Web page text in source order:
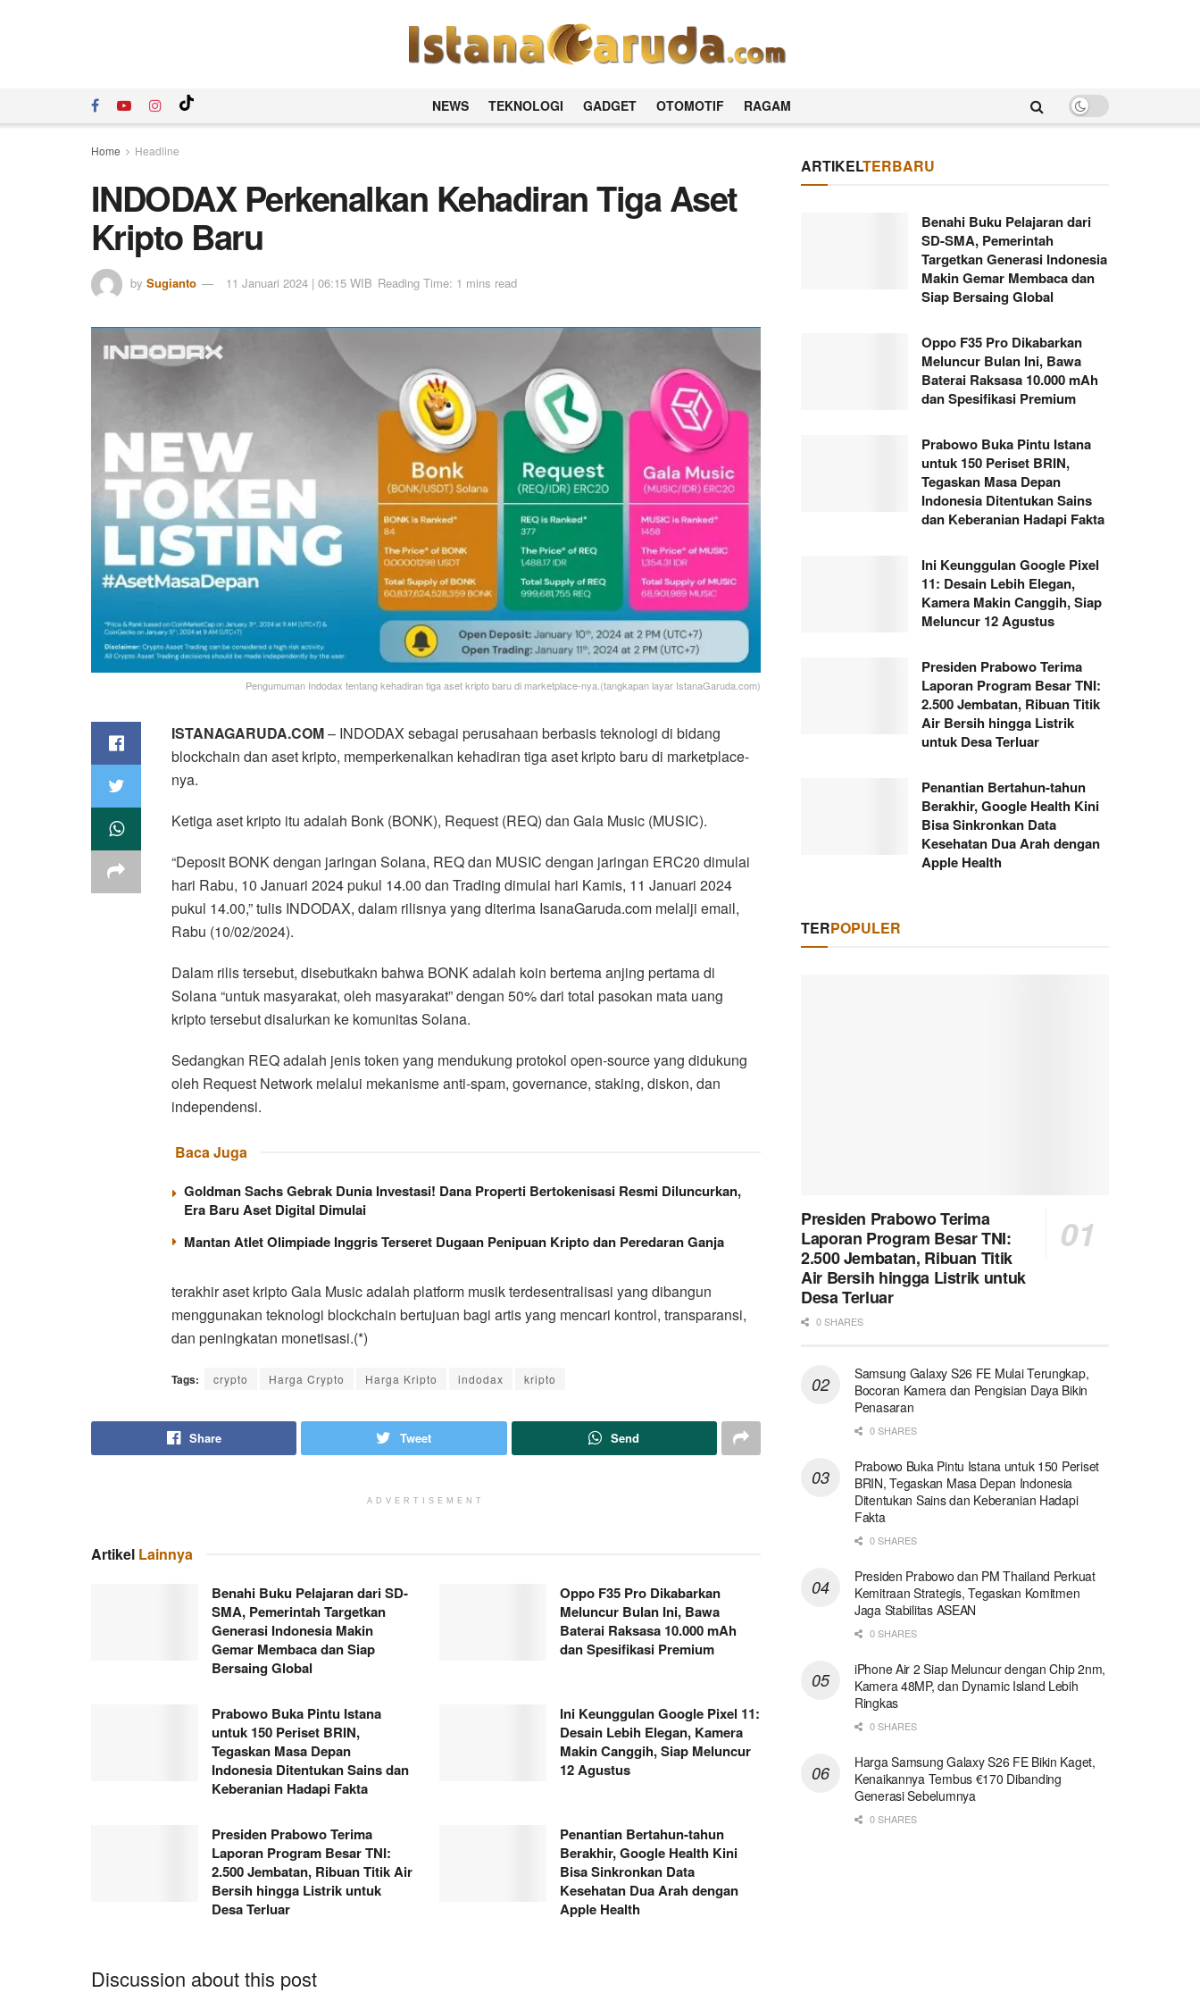
NEWS TEKNOLOGI GADGET OTOMOTIF RAGAM
Home Headline
INDODAX Perkenalkan Kehadiran Tiga Aset
Kripto Baru
by Sugianto 11 Januari 2024 | 06:15 WIB Reading Time: 1 mins read
Pengumuman Indodax tentang kehadiran tiga aset kripto baru di marketplace-nya.(tangkapan layar IstanaGaruda.com)
ISTANAGARUDA.COM– INDODAX sebagai perusahaan berbasis teknologi di bidang
blockchain dan aset kripto, memperkenalkan kehadiran tiga aset kripto baru di marketplace-
nya.
Ketiga aset kripto itu adalah Bonk (BONK), Request (REQ) dan Gala Music (MUSIC).
“Deposit BONK dengan jaringan Solana, REQ dan MUSIC dengan jaringan ERC20 dimulai
hari Rabu, 10 Januari 2024 pukul 14.00 dan Trading dimulai hari Kamis, 11 Januari 2024
pukul 14.00,” tulis INDODAX, dalam rilisnya yang diterima IsanaGaruda.com melalji email,
Rabu (10/02/2024).
Dalam rilis tersebut, disebutkakn bahwa BONK adalah koin bertema anjing pertama di
Solana “untuk masyarakat, oleh masyarakat” dengan 50% dari total pasokan mata uang
kripto tersebut disalurkan ke komunitas Solana.
Sedangkan REQ adalah jenis token yang mendukung protokol open-source yang didukung
oleh Request Network melalui mekanisme anti-spam, governance, staking, diskon, dan
independensi.
Baca Juga
Goldman Sachs Gebrak Dunia Investasi! Dana Properti Bertokenisasi Resmi Diluncurkan,
Era Baru Aset Digital Dimulai
Mantan Atlet Olimpiade Inggris Terseret Dugaan Penipuan Kripto dan Peredaran Ganja
terakhir aset kripto Gala Music adalah platform musik terdesentralisasi yang dibangun
menggunakan teknologi blockchain bertujuan bagi artis yang mencari kontrol, transparansi,
dan peningkatan monetisasi.(*)
Tags: crypto Harga Crypto Harga Kripto indodax kripto
Share Tweet Send
ADVERTISEMENT
Artikel Lainnya
Benahi Buku Pelajaran dari SD-
SMA, Pemerintah Targetkan
Generasi Indonesia Makin
Gemar Membaca dan Siap
Bersaing Global
Oppo F35 Pro Dikabarkan
Meluncur Bulan Ini, Bawa
Baterai Raksasa 10.000 mAh
dan Spesifikasi Premium
Prabowo Buka Pintu Istana
untuk 150 Periset BRIN,
Tegaskan Masa Depan
Indonesia Ditentukan Sains dan
Keberanian Hadapi Fakta
Ini Keunggulan Google Pixel 11:
Desain Lebih Elegan, Kamera
Makin Canggih, Siap Meluncur
12 Agustus
Presiden Prabowo Terima
Laporan Program Besar TNI:
2.500 Jembatan, Ribuan Titik Air
Bersih hingga Listrik untuk
Desa Terluar
Penantian Bertahun-tahun
Berakhir, Google Health Kini
Bisa Sinkronkan Data
Kesehatan Dua Arah dengan
Apple Health
Discussion about this post
ARTIKELTERBARU
Benahi Buku Pelajaran dari
SD-SMA, Pemerintah
Targetkan Generasi Indonesia
Makin Gemar Membaca dan
Siap Bersaing Global
Oppo F35 Pro Dikabarkan
Meluncur Bulan Ini, Bawa
Baterai Raksasa 10.000 mAh
dan Spesifikasi Premium
Prabowo Buka Pintu Istana
untuk 150 Periset BRIN,
Tegaskan Masa Depan
Indonesia Ditentukan Sains
dan Keberanian Hadapi Fakta
Ini Keunggulan Google Pixel
11: Desain Lebih Elegan,
Kamera Makin Canggih, Siap
Meluncur 12 Agustus
Presiden Prabowo Terima
Laporan Program Besar TNI:
2.500 Jembatan, Ribuan Titik
Air Bersih hingga Listrik
untuk Desa Terluar
Penantian Bertahun-tahun
Berakhir, Google Health Kini
Bisa Sinkronkan Data
Kesehatan Dua Arah dengan
Apple Health
TERPOPULER
Presiden Prabowo Terima
Laporan Program Besar TNI:
2.500 Jembatan, Ribuan Titik
Air Bersih hingga Listrik untuk
Desa Terluar
0 SHARES
Samsung Galaxy S26 FE Mulai Terungkap,
Bocoran Kamera dan Pengisian Daya Bikin
Penasaran
0 SHARES
Prabowo Buka Pintu Istana untuk 150 Periset
BRIN, Tegaskan Masa Depan Indonesia
Ditentukan Sains dan Keberanian Hadapi
Fakta
0 SHARES
Presiden Prabowo dan PM Thailand Perkuat
Kemitraan Strategis, Tegaskan Komitmen
Jaga Stabilitas ASEAN
0 SHARES
iPhone Air 2 Siap Meluncur dengan Chip 2nm,
Kamera 48MP, dan Dynamic Island Lebih
Ringkas
0 SHARES
Harga Samsung Galaxy S26 FE Bikin Kaget,
Kenaikannya Tembus €170 Dibanding
Generasi Sebelumnya
0 SHARES